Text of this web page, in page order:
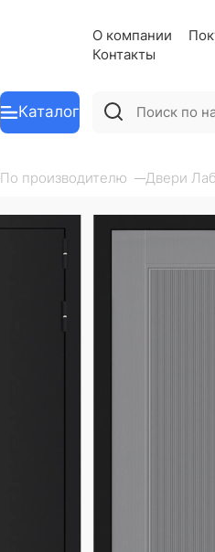
О компании
Контакты
Каталог
По производителю Двери